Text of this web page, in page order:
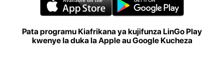
Pata programu Kiafrikana ya kujifunza LinGo Play
kwenye la duka la Apple au Google Kucheza